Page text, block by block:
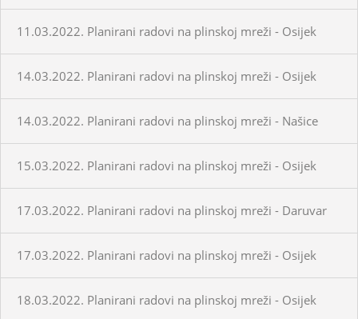
11.03.2022. Planirani radovi na plinskoj mreži - Osijek
14.03.2022. Planirani radovi na plinskoj mreži - Osijek
14.03.2022. Planirani radovi na plinskoj mreži - Našice
15.03.2022. Planirani radovi na plinskoj mreži - Osijek
17.03.2022. Planirani radovi na plinskoj mreži - Daruvar
17.03.2022. Planirani radovi na plinskoj mreži - Osijek
18.03.2022. Planirani radovi na plinskoj mreži - Osijek